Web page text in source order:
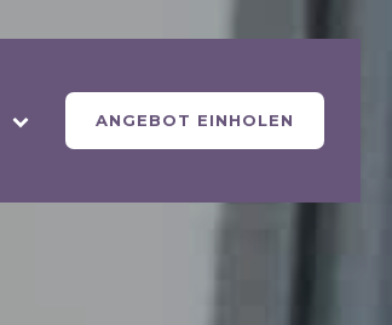
ANGEBOT EINHOLEN